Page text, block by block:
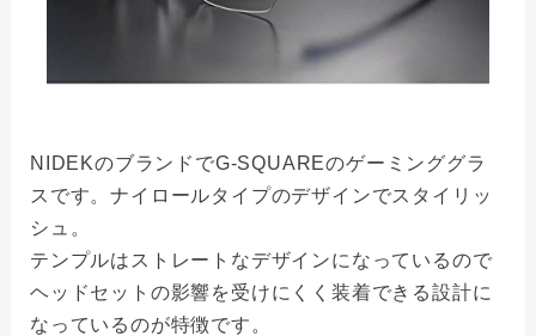
NIDEKのブランドでG-SQUAREのゲーミンググラ
スです。ナイロールタイプのデザインでスタイリッ
シュ。
テンプルはストレートなデザインになっているので
ヘッドセットの影響を受けにくく装着できる設計に
なっているのが特徴です。